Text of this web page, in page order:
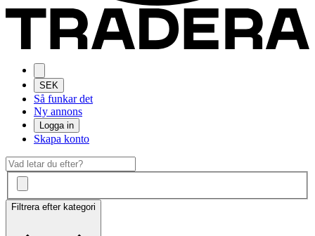
SEK
Så funkar det
Ny annons
Logga in
Skapa konto
Filtrera efter kategori